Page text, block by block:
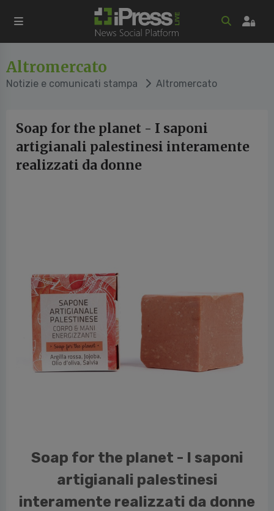
Altromercato
Notizie e comunicati stampa Altromercato
Soap for the planet - I saponi
artigianali palestinesi interamente
realizzati da donne
Soap for the planet - I saponi
artigianali palestinesi
interamente realizzati da donne